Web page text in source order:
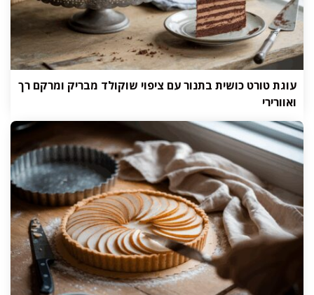
עוגת טורט כושית בתנור עם ציפוי שוקולד מבריק ומרקם רך
ואוורירי